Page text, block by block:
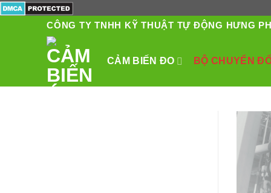
to
CÔNG TY TNHH KỸ THUẬT TỰ ĐỘNG HƯNG
CẢM BIẾN ĐO BỘ CHUYỂN